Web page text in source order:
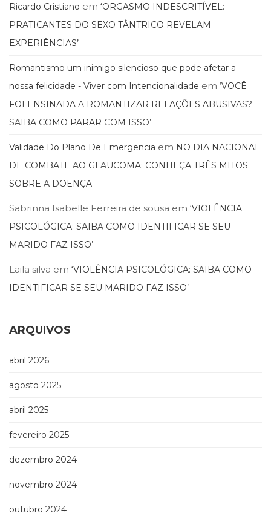
Ricardo Cristiano em ‘ORGASMO INDESCRITÍVEL:
PRATICANTES DO SEXO TÂNTRICO REVELAM
EXPERIÊNCIAS’
Romantismo um inimigo silencioso que pode afetar a
nossa felicidade - Viver com Intencionalidade em ‘VOCÊ
FOI ENSINADA A ROMANTIZAR RELAÇÕES ABUSIVAS?
SAIBA COMO PARAR COM ISSO’
Validade Do Plano De Emergencia em NO DIA NACIONAL
DE COMBATE AO GLAUCOMA: CONHEÇA TRÊS MITOS
SOBRE A DOENÇA
Sabrinna Isabelle Ferreira de sousa em ‘VIOLÊNCIA
PSICOLÓGICA: SAIBA COMO IDENTIFICAR SE SEU
MARIDO FAZ ISSO’
Laila silva em ‘VIOLÊNCIA PSICOLÓGICA: SAIBA COMO
IDENTIFICAR SE SEU MARIDO FAZ ISSO’
ARQUIVOS
abril 2026
agosto 2025
abril 2025
fevereiro 2025
dezembro 2024
novembro 2024
outubro 2024